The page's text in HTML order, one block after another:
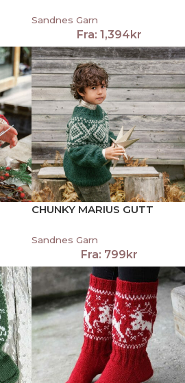
Sandnes Garn
Fra: 1,394kr
CHUNKY MARIUS GUTT
Sandnes Garn
Fra: 799kr